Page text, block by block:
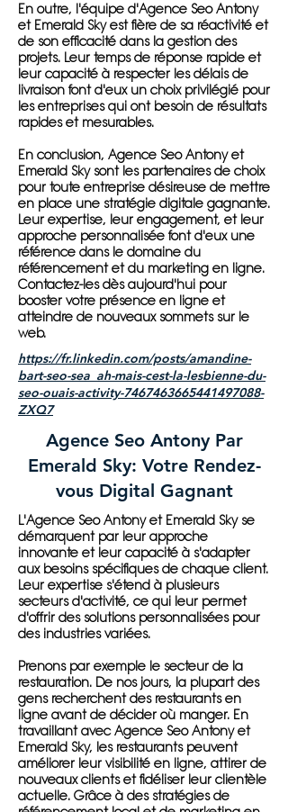
En outre, l'équipe d'Agence Seo Antony
et Emerald Sky est fière de sa réactivité et
de son efficacité dans la gestion des
projets. Leur temps de réponse rapide et
leur capacité à respecter les délais de
livraison font d'eux un choix privilégié pour
les entreprises qui ont besoin de résultats
rapides et mesurables.
En conclusion, Agence Seo Antony et
Emerald Sky sont les partenaires de choix
pour toute entreprise désireuse de mettre
en place une stratégie digitale gagnante.
Leur expertise, leur engagement, et leur
approche personnalisée font d'eux une
référence dans le domaine du
référencement et du marketing en ligne.
Contactez-les dès aujourd'hui pour
booster votre présence en ligne et
atteindre de nouveaux sommets sur le
web.
https://fr.linkedin.com/posts/amandine-
bart-seo-sea_ah-mais-cest-la-lesbienne-du-
seo-ouais-activity-7467463665441497088-
ZXQ7
Agence Seo Antony Par
Emerald Sky: Votre Rendez-
vous Digital Gagnant
L'Agence Seo Antony et Emerald Sky se
démarquent par leur approche
innovante et leur capacité à s'adapter
aux besoins spécifiques de chaque client.
Leur expertise s'étend à plusieurs
secteurs d'activité, ce qui leur permet
d'offrir des solutions personnalisées pour
des industries variées.
Prenons par exemple le secteur de la
restauration. De nos jours, la plupart des
gens recherchent des restaurants en
ligne avant de décider où manger. En
travaillant avec Agence Seo Antony et
Emerald Sky, les restaurants peuvent
améliorer leur visibilité en ligne, attirer de
nouveaux clients et fidéliser leur clientèle
actuelle. Grâce à des stratégies de